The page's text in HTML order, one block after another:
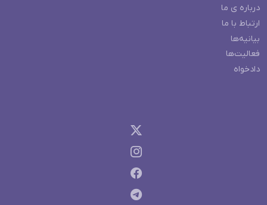
درباره ی ما
ارتباط با ما
بیانیه‌ها
فعالیت‌ها
دادخواه